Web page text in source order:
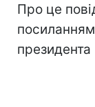
Про це